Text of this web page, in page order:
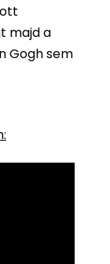
majd a
Gogh sem